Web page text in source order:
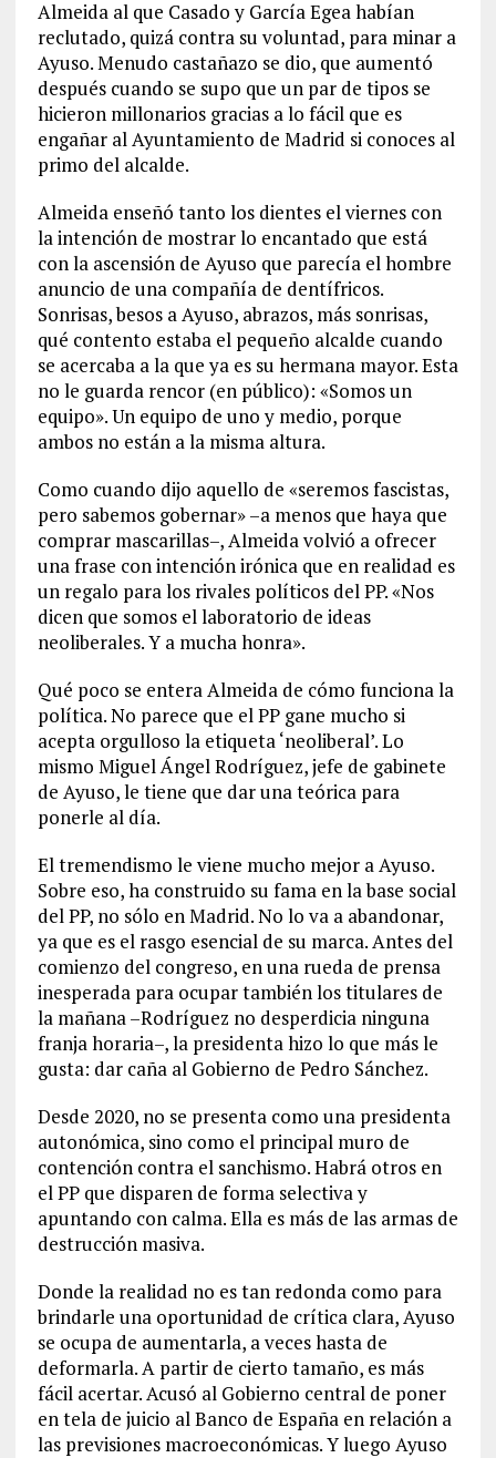
Almeida al que Casado y García Egea habían
reclutado, quizá contra su voluntad, para minar a
Ayuso. Menudo castañazo se dio, que aumentó
después cuando se supo que un par de tipos se
hicieron millonarios gracias a lo fácil que es
engañar al Ayuntamiento de Madrid si conoces al
primo del alcalde.
Almeida enseñó tanto los dientes el viernes con
la intención de mostrar lo encantado que está
con la ascensión de Ayuso que parecía el hombre
anuncio de una compañía de dentífricos.
Sonrisas, besos a Ayuso, abrazos, más sonrisas,
qué contento estaba el pequeño alcalde cuando
se acercaba a la que ya es su hermana mayor. Esta
no le guarda rencor (en público): «Somos un
equipo». Un equipo de uno y medio, porque
ambos no están a la misma altura.
Como cuando dijo aquello de «seremos fascistas,
pero sabemos gobernar» –a menos que haya que
comprar mascarillas–, Almeida volvió a ofrecer
una frase con intención irónica que en realidad es
un regalo para los rivales políticos del PP. «Nos
dicen que somos el laboratorio de ideas
neoliberales. Y a mucha honra».
Qué poco se entera Almeida de cómo funciona la
política. No parece que el PP gane mucho si
acepta orgulloso la etiqueta ‘neoliberal’. Lo
mismo Miguel Ángel Rodríguez, jefe de gabinete
de Ayuso, le tiene que dar una teórica para
ponerle al día.
El tremendismo le viene mucho mejor a Ayuso.
Sobre eso, ha construido su fama en la base social
del PP, no sólo en Madrid. No lo va a abandonar,
ya que es el rasgo esencial de su marca. Antes del
comienzo del congreso, en una rueda de prensa
inesperada para ocupar también los titulares de
la mañana –Rodríguez no desperdicia ninguna
franja horaria–, la presidenta hizo lo que más le
gusta: dar caña al Gobierno de Pedro Sánchez.
Desde 2020, no se presenta como una presidenta
autonómica, sino como el principal muro de
contención contra el sanchismo. Habrá otros en
el PP que disparen de forma selectiva y
apuntando con calma. Ella es más de las armas de
destrucción masiva.
Donde la realidad no es tan redonda como para
brindarle una oportunidad de crítica clara, Ayuso
se ocupa de aumentarla, a veces hasta de
deformarla. A partir de cierto tamaño, es más
fácil acertar. Acusó al Gobierno central de poner
en tela de juicio al Banco de España en relación a
las previsiones macroeconómicas. Y luego Ayuso